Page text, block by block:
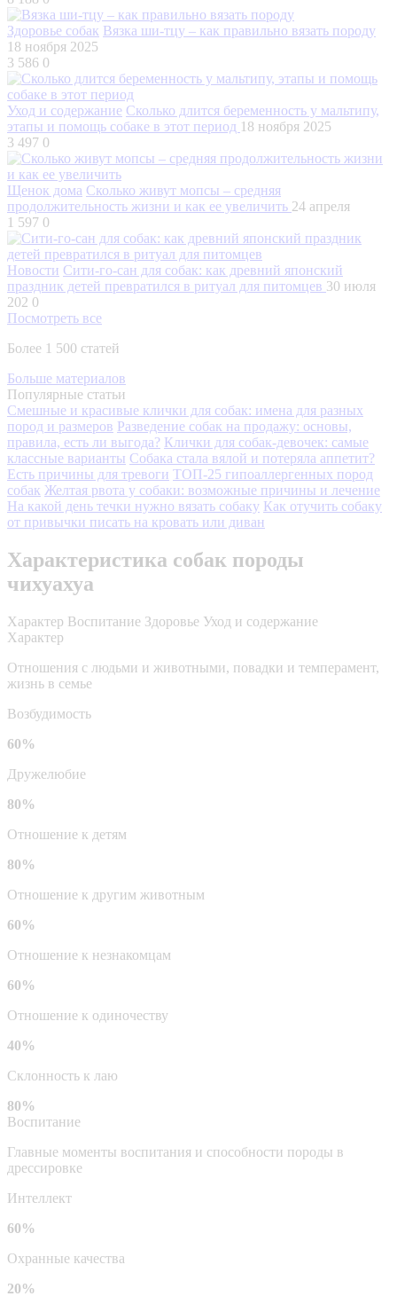
Здоровье собак Вязка ши-тцу – как правильно вязать породу
18 ноября 2025
3 586 0
Уход и содержание Сколько длится беременность у мальтипу,
этапы и помощь собаке в этот период 18 ноября 2025
3 497 0
Щенок дома Сколько живут мопсы – средняя
продолжительность жизни и как ее увеличить 24 апреля
1 597 0
Новости Сити-го-сан для собак: как древний японский
праздник детей превратился в ритуал для питомцев 30 июля
202 0
Посмотреть все
Более 1 500 статей
Больше материалов
Популярные статьи
Смешные и красивые клички для собак: имена для разных
пород и размеров Разведение собак на продажу: основы,
правила, есть ли выгода? Клички для собак-девочек: самые
классные варианты Собака стала вялой и потеряла аппетит?
Есть причины для тревоги ТОП-25 гипоаллергенных пород
собак Желтая рвота у собаки: возможные причины и лечение
На какой день течки нужно вязать собаку Как отучить собаку
от привычки писать на кровать или диван
Характеристика собак породы
чихуахуа
Характер Воспитание Здоровье Уход и содержание
Характер
Отношения с людьми и животными, повадки и темперамент,
жизнь в семье
Возбудимость
60%
Дружелюбие
80%
Отношение к детям
80%
Отношение к другим животным
60%
Отношение к незнакомцам
60%
Отношение к одиночеству
40%
Склонность к лаю
80%
Воспитание
Главные моменты воспитания и способности породы в
дрессировке
Интеллект
60%
Охранные качества
20%